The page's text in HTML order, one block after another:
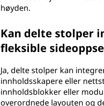
høyden.
Kan delte stolper
fleksible
Ja, delte stolper kan
innholdsskapere eller
innholdsblokker eller
overordnede layouten og